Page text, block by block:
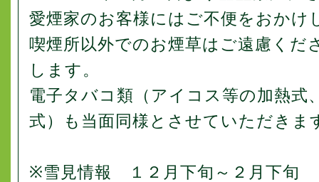
愛煙家のお客様にはご不便をおかけ
喫煙所以外でのお煙草はご遠慮くだ
します。
電子タバコ類（アイコス等の加熱式
式）も当面同様とさせていただきま
※雪見情報 １２月下旬～２月下旬